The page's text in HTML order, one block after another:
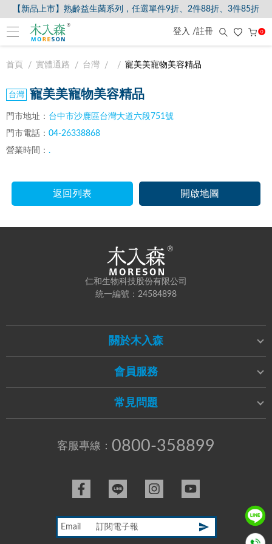
【新品上市】熟齡益生菌系列，任選單件9折、2件88折、3件85折
登入 /註冊 0
首頁 實體通路 台灣 寵美美寵物美容精品
寵美美寵物美容精品
門市地址： 台中市沙鹿區台灣大道六段751號
門市電話： 04-26338868
營業時間： .
返回列表 開啟地圖
仁和生物科技股份有限公司
統一編號：24584898
關於木入森
會員服務
常見問題
客服專線： 0800-358899
Email